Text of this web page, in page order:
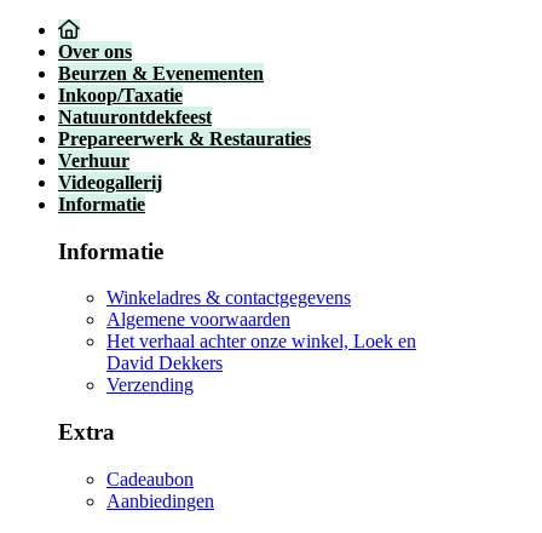
Over ons
Beurzen & Evenementen
Inkoop/Taxatie
Natuurontdekfeest
Prepareerwerk & Restauraties
Verhuur
Videogallerij
Informatie
Informatie
Winkeladres & contactgegevens
Algemene voorwaarden
Het verhaal achter onze winkel, Loek en
David Dekkers
Verzending
Extra
Cadeaubon
Aanbiedingen